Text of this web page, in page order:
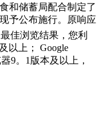
和储蓄局配合制定了
予公布施行。原响应
佳浏览结果，您利
以上； Google
9。1版本及以上，